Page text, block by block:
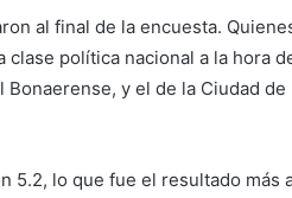
al final de la encuesta.
política nacional a la hora
y el de la Ciudad
5.2, lo que fue el resultado más